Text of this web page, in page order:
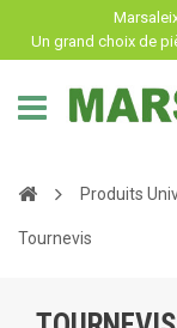
Un grand choix de
Produits
Tournevis
Panneau de gestion des